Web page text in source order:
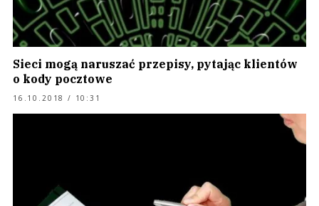
Sieci mogą naruszać przepisy, pytając klientów
o kody pocztowe
16.10.2018 / 10:31